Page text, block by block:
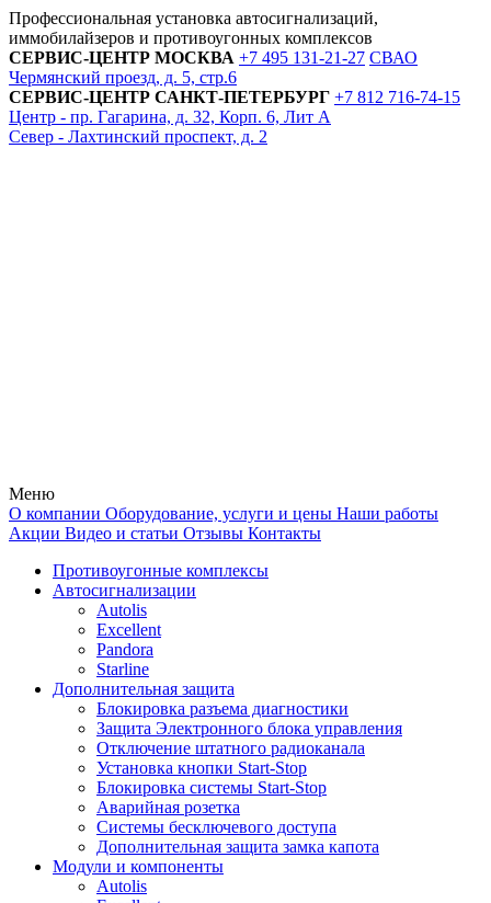
Профессиональная установка автосигнализаций,
иммобилайзеров и противоугонных комплексов
СЕРВИС-ЦЕНТР МОСКВА +7 495 131-21-27 СВАО
Чермянский проезд, д. 5, стр.6
СЕРВИС-ЦЕНТР САНКТ-ПЕТЕРБУРГ +7 812 716-74-15
Центр - пр. Гагарина, д. 32, Корп. 6, Лит А
Север - Лахтинский проспект, д. 2
Меню
О компании Оборудование, услуги и цены Наши работы
Акции Видео и статьи Отзывы Контакты
Противоугонные комплексы
Автосигнализации
Autolis
Excellent
Pandora
Starline
Дополнительная защита
Блокировка разъема диагностики
Защита Электронного блока управления
Отключение штатного радиоканала
Установка кнопки Start-Stop
Блокировка системы Start-Stop
Аварийная розетка
Системы бесключевого доступа
Дополнительная защита замка капота
Модули и компоненты
Autolis